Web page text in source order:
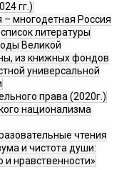
гг.)
многодетная Россия
литературы
Великой
из книжных фондов
универсальной
права (2020г.)
национализма
чтения
и чистота души:
нравственности»